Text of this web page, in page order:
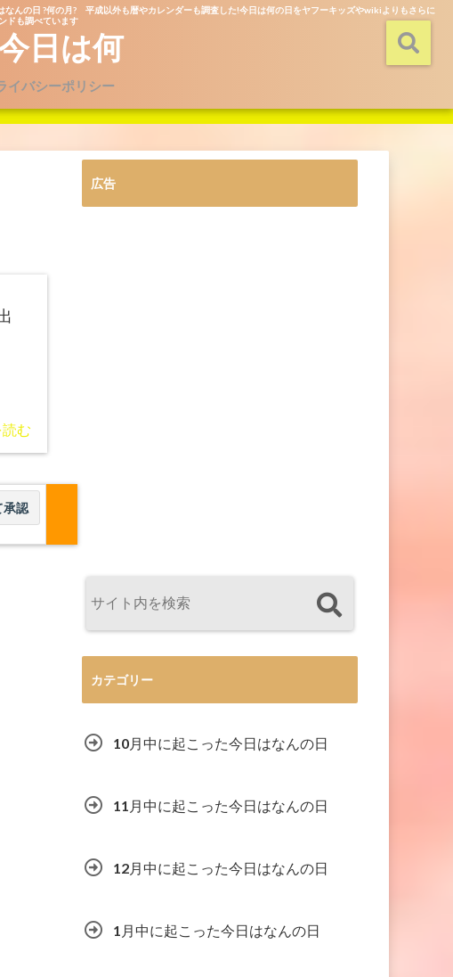
んの日 ?何の月? 平成以外も暦やカレンダーも調査した!今日は何の日をヤフーキッズやwikiよりもさらに
ドも調べています
日は何
イバシーポリシー
む
広告
カテゴリー
10月中に起こった今日はなんの日
11月中に起こった今日はなんの日
12月中に起こった今日はなんの日
1月中に起こった今日はなんの日